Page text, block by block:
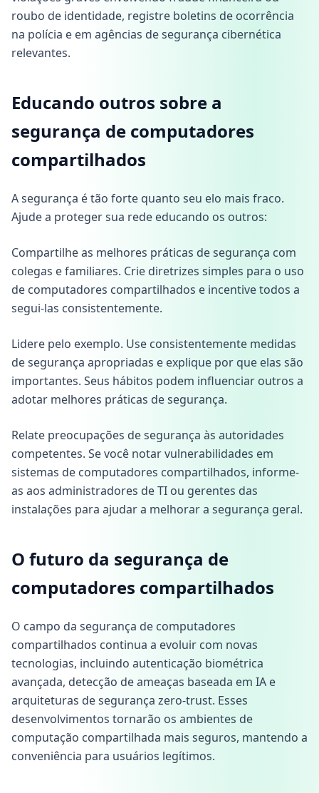
roubo de identidade, registre boletins de ocorrência
na polícia e em agências de segurança cibernética
relevantes.
Educando outros sobre a
segurança de computadores
compartilhados
A segurança é tão forte quanto seu elo mais fraco.
Ajude a proteger sua rede educando os outros:
Compartilhe as melhores práticas de segurança com
colegas e familiares. Crie diretrizes simples para o uso
de computadores compartilhados e incentive todos a
segui-las consistentemente.
Lidere pelo exemplo. Use consistentemente medidas
de segurança apropriadas e explique por que elas são
importantes. Seus hábitos podem influenciar outros a
adotar melhores práticas de segurança.
Relate preocupações de segurança às autoridades
competentes. Se você notar vulnerabilidades em
sistemas de computadores compartilhados, informe-
as aos administradores de TI ou gerentes das
instalações para ajudar a melhorar a segurança geral.
O futuro da segurança de
computadores compartilhados
O campo da segurança de computadores
compartilhados continua a evoluir com novas
tecnologias, incluindo autenticação biométrica
avançada, detecção de ameaças baseada em IA e
arquiteturas de segurança zero-trust. Esses
desenvolvimentos tornarão os ambientes de
computação compartilhada mais seguros, mantendo a
conveniência para usuários legítimos.